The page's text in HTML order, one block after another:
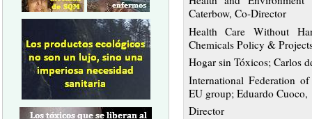
Caterbow, Co-Director
Health Care Without
Chemicals Policy &
Hogar sin Tóxicos; Carlos
International Federation
EU group; Eduardo Cuoco,
Director